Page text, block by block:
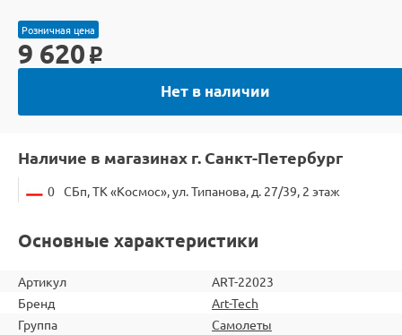
Розничная цена
9 620 o
Нет в наличии
Наличие в магазинах г. Санкт-Петербург
0 СБп, ТК «Космос», ул. Типанова, д. 27/39, 2 этаж
Основные характеристики
Артикул
ART-22023
Бренд
Art-Tech
Группа
Самолеты